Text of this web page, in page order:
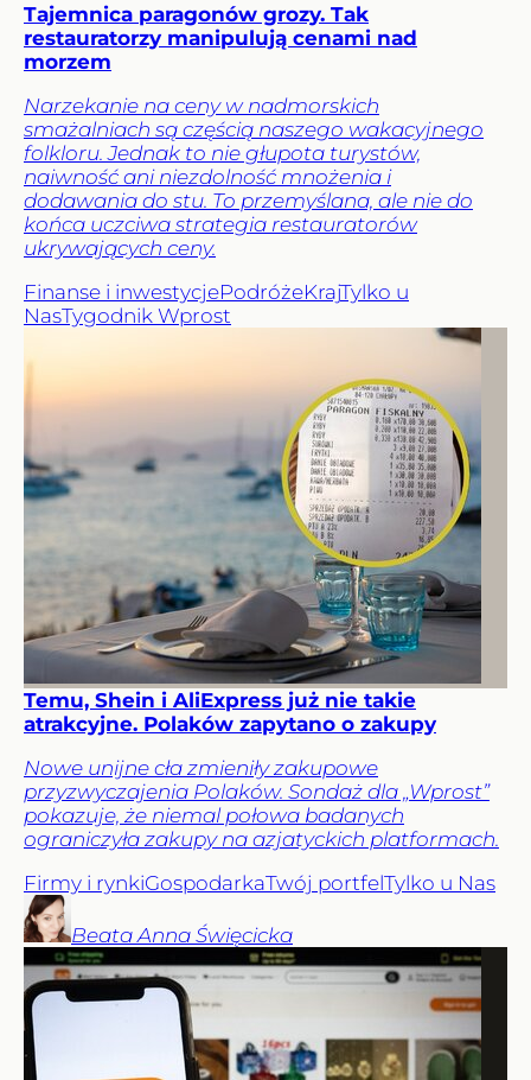
Tajemnica paragonów grozy. Tak
restauratorzy manipulują cenami nad
morzem
Narzekanie na ceny w nadmorskich
smażalniach są częścią naszego wakacyjnego
folkloru. Jednak to nie głupota turystów,
naiwność ani niezdolność mnożenia i
dodawania do stu. To przemyślana, ale nie do
końca uczciwa strategia restauratorów
ukrywających ceny.
Finanse i inwestycjePodróżeKrajTylko u
NasTygodnik Wprost
Temu, Shein i AliExpress już nie takie
atrakcyjne. Polaków zapytano o zakupy
Nowe unijne cła zmieniły zakupowe
przyzwyczajenia Polaków. Sondaż dla „Wprost”
pokazuje, że niemal połowa badanych
ograniczyła zakupy na azjatyckich platformach.
Firmy i rynkiGospodarkaTwój portfelTylko u Nas
Beata Anna Święcicka